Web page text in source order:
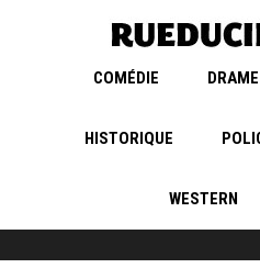
COMÉDIE DRAME
HISTORIQUE
WESTERN